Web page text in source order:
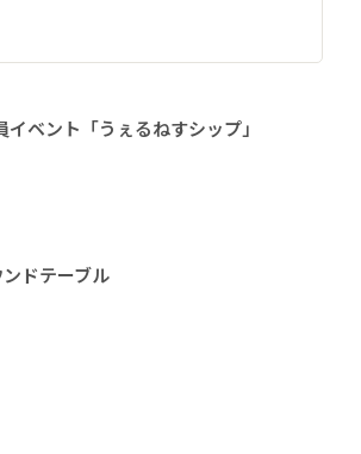
ベント「うぇるねすシップ」
ドテーブル